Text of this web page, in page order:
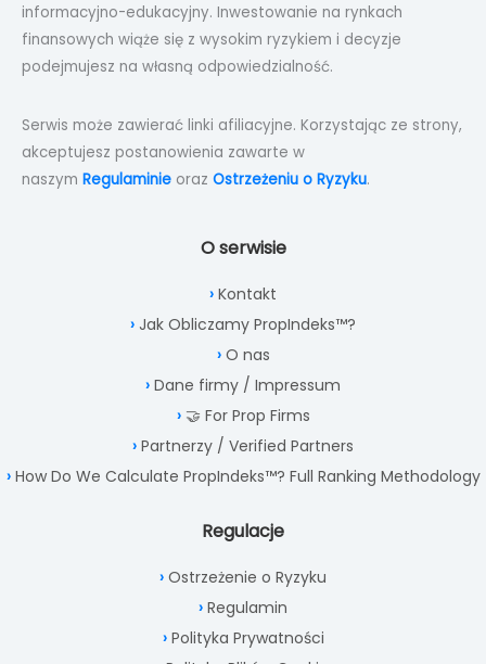
informacyjno-edukacyjny. Inwestowanie na rynkach
finansowych wiąże się z wysokim ryzykiem i decyzje
podejmujesz na własną odpowiedzialność.
Serwis może zawierać linki afiliacyjne. Korzystając ze strony,
akceptujesz postanowienia zawarte w
naszym Regulaminie oraz Ostrzeżeniu o Ryzyku.
O serwisie
Kontakt
Jak Obliczamy PropIndeks™?
O nas
Dane firmy / Impressum
🤝 For Prop Firms
Partnerzy / Verified Partners
How Do We Calculate PropIndeks™? Full Ranking Methodology
Regulacje
Ostrzeżenie o Ryzyku
Regulamin
Polityka Prywatności